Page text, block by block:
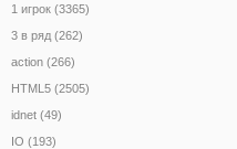
1 игрок (3365)
3 в ряд (262)
action (266)
HTML5 (2505)
idnet (49)
IO (193)